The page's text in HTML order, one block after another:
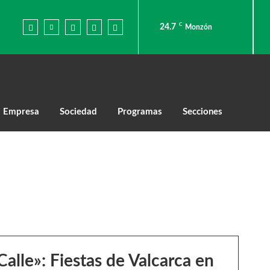
24.7 C Monzón
Empresa Sociedad Programas Secciones
Fiestas de Valcarca en